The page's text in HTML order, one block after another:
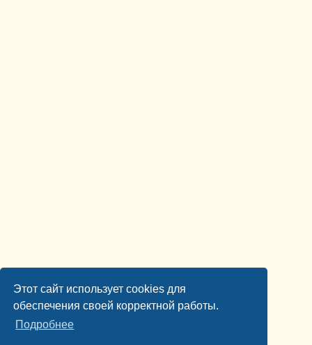
Этот сайт использует cookies для
обеспечения своей корректной работы.
Подробнее